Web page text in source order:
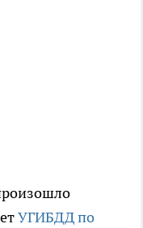
УГИБДД по